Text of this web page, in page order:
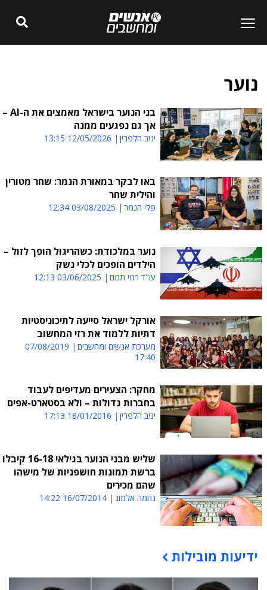
נוער
בני הנוער בישראל מאמצים את ה-AI –
אך גם נפגעים ממנה
יניב הלפרין 12/05/2026 13:15
באו לבקר במאורת הנמר: שחר מטורין
והילית שחר
פלי הנמר 03/08/2025 12:34
נוער במלכודת: כשהריגול הופך לזול –
הילדים הופכים לכלי נשק
עו"ד רמי תמם 03/06/2025 12:13
אורקל ישראל סייעה לתיכוניסטיות
דתיות ללמוד את רזי המחשוב
מערכת אנשים ומחשבים
07/08/2019
17:40
מחקר: הצעירים מעדיפים לעבוד
בחברות גדולות – ולא בסטארט-אפים
יניב הלפרין 18/01/2016 17:13
שליש מבני הנוער בגילאי 16-18 קיבלו
ברשת תמונות חושפניות של מישהו
שהם מכירים
נחמה אלמוג 16/07/2014 14:22
תוכן פרסומי
ידיעות מובילות